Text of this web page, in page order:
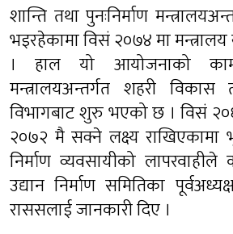
शान्ति तथा पुनःनिर्माण
भइरहेकामा विसं २०७४ मा
। हाल यो आयोजनाको
मन्त्रालयअन्तर्गत शहरी
विभागबाट शुरु भएको छ । विसं
२०७२ मै सक्ने लक्ष्य राखिएकामा
निर्माण व्यवसायीको
उद्यान निर्माण समितिका
राससलाई जानकारी दिए ।